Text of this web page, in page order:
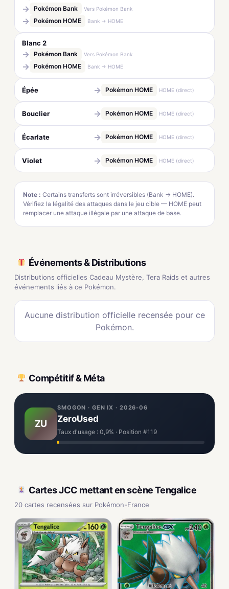
→ Pokémon Bank Vers Pokémon Bank
→ Pokémon HOME Bank → HOME
Blanc 2
→ Pokémon Bank Vers Pokémon Bank
→ Pokémon HOME Bank → HOME
Épée → Pokémon HOME HOME (direct)
Bouclier → Pokémon HOME HOME (direct)
Écarlate → Pokémon HOME HOME (direct)
Violet → Pokémon HOME HOME (direct)
Note : Certains transferts sont irréversibles (Bank → HOME).
Vérifiez la légalité des attaques dans le jeu cible — HOME peut
remplacer une attaque illégale par une attaque de base.
Événements & Distributions
Distributions officielles Cadeau Mystère, Tera Raids et autres
événements liés à ce Pokémon.
Aucune distribution officielle recensée pour ce
Pokémon.
Compétitif & Méta
ZU
SMOGON · GEN IX · 2026-06
ZeroUsed
Taux d'usage : 0,9% · Position #119
Cartes JCC mettant en scène Tengalice
20 cartes recensées sur Pokémon-France